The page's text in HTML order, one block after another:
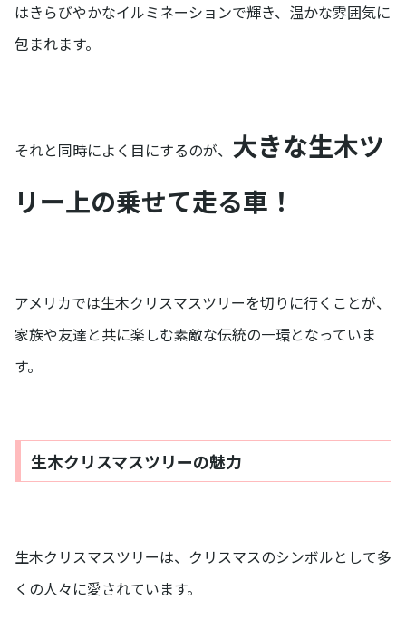
はきらびやかなイルミネーションで輝き、温かな雰囲気に
包まれます。
それと同時によく目にするのが、 大きな生木ツ
リー上の乗せて走る車！
アメリカでは生木クリスマスツリーを切りに行くことが、
家族や友達と共に楽しむ素敵な伝統の一環となっていま
す。
生木クリスマスツリーの魅力
生木クリスマスツリーは、クリスマスのシンボルとして多
くの人々に愛されています。